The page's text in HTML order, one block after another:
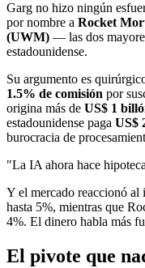
Garg no hizo ningún
por nombre a Rocket
(UWM) — las dos
estadounidense.
Su argumento es
1.5% de comisión por
origina más de US$ 1
estadounidense paga US$
burocracia de
"La IA ahora hace
Y el mercado reaccionó al
hasta 5%, mientras que
4%. El dinero habla más
El pivote que